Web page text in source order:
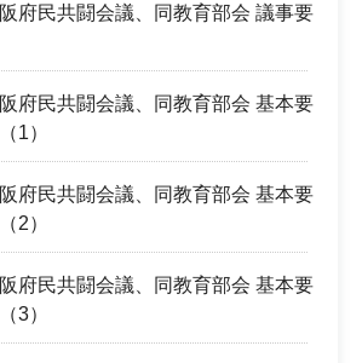
府民共闘会議、同教育部会 議事要
府民共闘会議、同教育部会 基本要
1）
府民共闘会議、同教育部会 基本要
2）
府民共闘会議、同教育部会 基本要
3）